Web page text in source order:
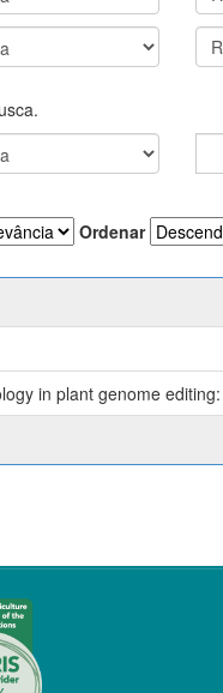
Ordenar
in plant genome